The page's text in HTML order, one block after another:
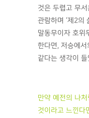
것은 두렵고 무
관람하며 ‘제2의
말동무이자 호위
한다면, 저승에
같다는 생각이 들
만약 예전의 나
것이라고 느낀다